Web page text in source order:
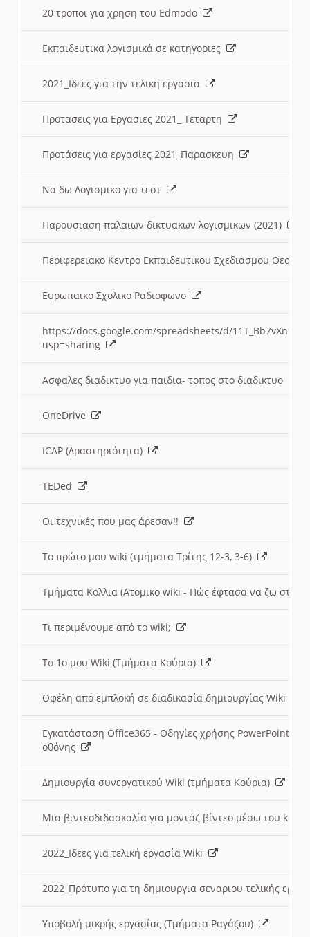
20 τροποι για χρηση του Edmodo
Εκπαιδευτικα λογισμικά σε κατηγοριες
2021_Ιδεες για την τελικη εργασια
Προτασεις για Εργασιες 2021_ Τεταρτη
Προτάσεις για εργασίες 2021_Παρασκευη
Να δω Λογισμικο για τεστ
Παρουσιαση παλαιων δικτυακων λογισμικων (2021)
Περιφερειακο Κεντρο Εκπαιδευτικου Σχεδιασμου
Ευρωπαικο Σχολικο Ραδιοφωνο
https://docs.google.com/spreadsheets/d/
usp=sharing
Ασφαλες διαδικτυο για παιδια- τοπος στο διαδικτυο
OneDrive
ICAP (Δραστηριότητα)
TEDed
Οι τεχνικές που μας άρεσαν!!
Το πρώτο μου wiki (τμήματα Τρίτης 12-3, 3-6)
Τμήματα Κολλια (Ατομικο wiki - Πώς έφτασα να ζω στην
Τι περιμένουμε από το wiki;
Το 1ο μου Wiki (Τμήματα Κούρια)
Οφέλη από εμπλοκή σε διαδικασία δημιουργίας Wiki
Εγκατάσταση Office365 - Οδηγίες χρήσης PowerPoint
οθόνης
Δημιουργία συνεργατικού Wiki (τμήματα Κούρια)
Μια βιντεοδιδασκαλία για μοντάζ βίντεο μέσω του
2022_Ιδεες για τελική εργασία Wiki
2022_Πρότυπο για τη δημιουργια σεναριου τελικής
Υποβολή μικρής εργασίας (Τμήματα Ραγάζου)